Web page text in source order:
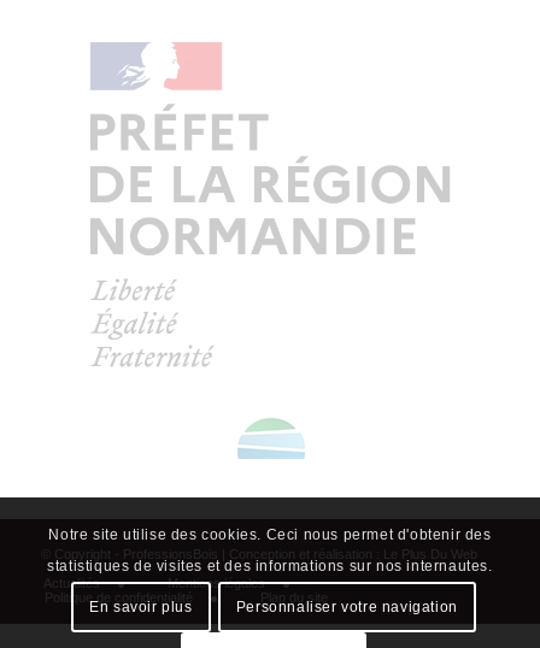
© Copyright - ProfessionsBois | Conception et réalisation :
Actualités
Mentions légales
Politique de confidentialité
Notre site utilise des cookies. Ceci nous permet d'obtenir des
statistiques de visites et des informations sur nos internautes.
En savoir plus Personnaliser votre navigation